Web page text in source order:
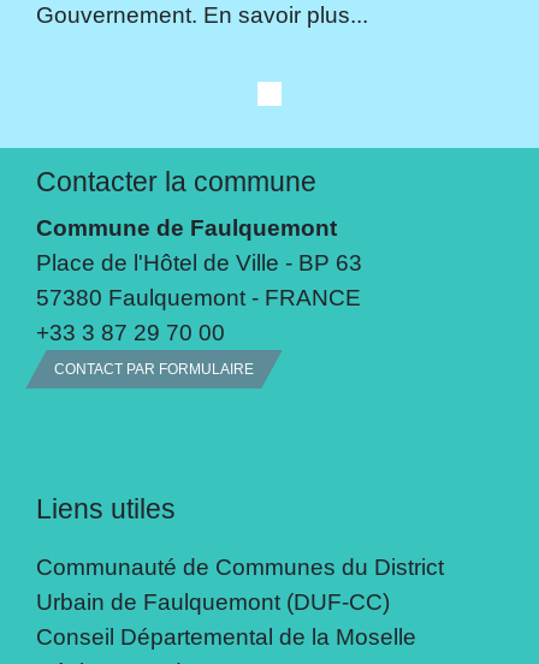
Gouvernement. En savoir plus...
Contacter la commune
Commune de Faulquemont
Place de l'Hôtel de Ville - BP 63
57380 Faulquemont - FRANCE
+33 3 87 29 70 00
CONTACT PAR FORMULAIRE
Liens utiles
Communauté de Communes du District
Urbain de Faulquemont (DUF-CC)
Conseil Départemental de la Moselle